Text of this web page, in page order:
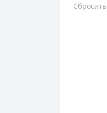
Сбросить